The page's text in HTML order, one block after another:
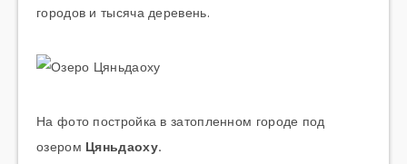
городов и тысяча деревень.
На фото постройка в затопленном городе под
озером Цяньдаоху.